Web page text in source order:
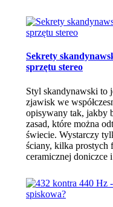
Sekrety
sprzętu stereo
Styl skandynawski to
zjawisk we
opisywany tak, jakby
zasad, które można
świecie. Wystarczy
ściany, kilka
ceramicznej doniczce